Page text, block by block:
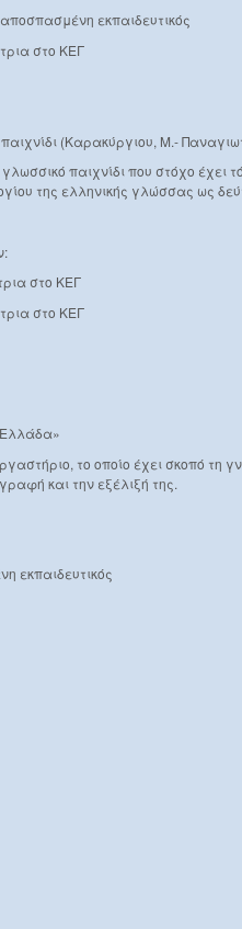
εκπαιδευτικός
στο ΚΕΓ
(Καρακύργιου, Μ.-
παιχνίδι που στόχο
της ελληνικής γλώσσας ως
στο ΚΕΓ
στο ΚΕΓ
το οποίο έχει σκοπό τη
και την εξέλιξή της.
εκπαιδευτικός